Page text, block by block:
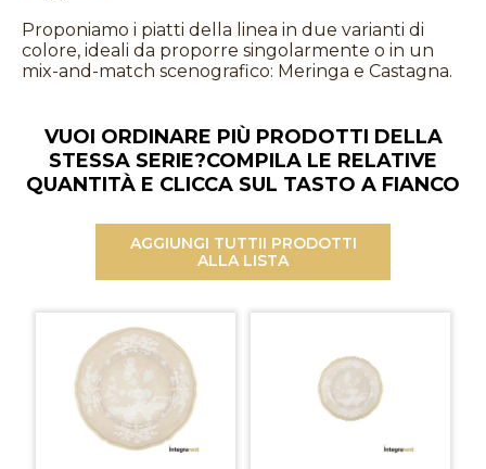
Proponiamo i piatti della linea in due varianti di
colore, ideali da proporre singolarmente o in un
mix-and-match scenografico: Meringa e Castagna.
VUOI ORDINARE PIÙ PRODOTTI DELLA
STESSA SERIE?COMPILA LE RELATIVE
QUANTITÀ E CLICCA SUL TASTO A FIANCO
AGGIUNGI TUTTII PRODOTTI
ALLA LISTA